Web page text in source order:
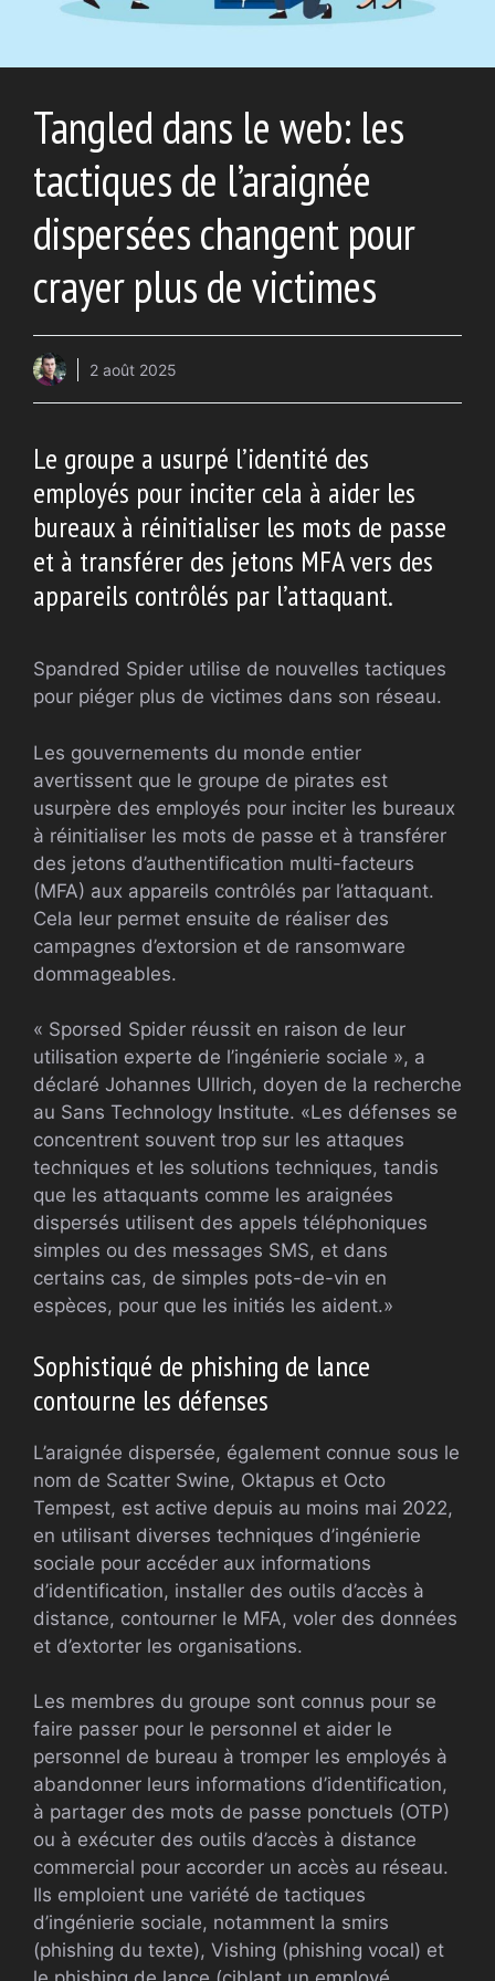
Tangled dans le web: les
tactiques de l’araignée
dispersées changent pour
crayer plus de victimes
2 août 2025
Le groupe a usurpé l’identité des
employés pour inciter cela à aider les
bureaux à réinitialiser les mots de passe
et à transférer des jetons MFA vers des
appareils contrôlés par l’attaquant.
Spandred Spider utilise de nouvelles tactiques
pour piéger plus de victimes dans son réseau.
Les gouvernements du monde entier
avertissent que le groupe de pirates est
usurpère des employés pour inciter les bureaux
à réinitialiser les mots de passe et à transférer
des jetons d’authentification multi-facteurs
(MFA) aux appareils contrôlés par l’attaquant.
Cela leur permet ensuite de réaliser des
campagnes d’extorsion et de ransomware
dommageables.
« Sporsed Spider réussit en raison de leur
utilisation experte de l’ingénierie sociale », a
déclaré Johannes Ullrich, doyen de la recherche
au Sans Technology Institute. «Les défenses se
concentrent souvent trop sur les attaques
techniques et les solutions techniques, tandis
que les attaquants comme les araignées
dispersés utilisent des appels téléphoniques
simples ou des messages SMS, et dans
certains cas, de simples pots-de-vin en
espèces, pour que les initiés les aident.»
Sophistiqué de phishing de lance
contourne les défenses
L’araignée dispersée, également connue sous le
nom de Scatter Swine, Oktapus et Octo
Tempest, est active depuis au moins mai 2022,
en utilisant diverses techniques d’ingénierie
sociale pour accéder aux informations
d’identification, installer des outils d’accès à
distance, contourner le MFA, voler des données
et d’extorter les organisations.
Les membres du groupe sont connus pour se
faire passer pour le personnel et aider le
personnel de bureau à tromper les employés à
abandonner leurs informations d’identification,
à partager des mots de passe ponctuels (OTP)
ou à exécuter des outils d’accès à distance
commercial pour accorder un accès au réseau.
Ils emploient une variété de tactiques
d’ingénierie sociale, notamment la smirs
(phishing du texte), Vishing (phishing vocal) et